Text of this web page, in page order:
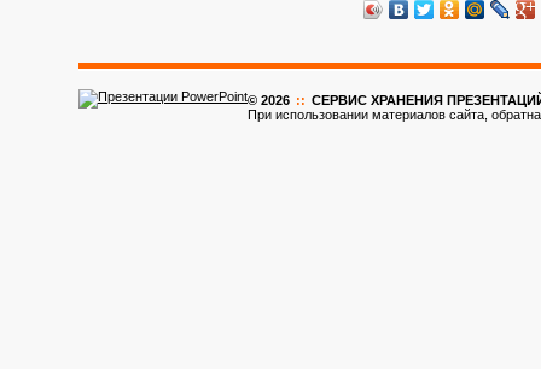
© 2026 :: CЕРВИС ХРАНЕНИЯ ПРЕЗЕНТАЦИЙ
При использовании материалов сайта,